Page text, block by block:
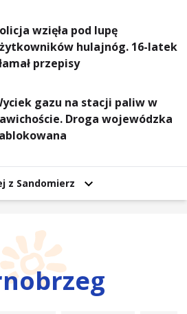
wzięła pod lupę
hulajnóg. 16-latek
przepisy
gazu na stacji paliw w
Droga wojewódzka
z Sandomierz